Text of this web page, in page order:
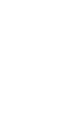
能檢閱第一季度